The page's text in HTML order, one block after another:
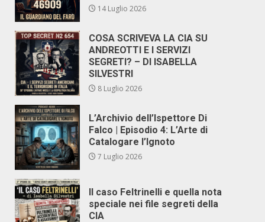
14 Luglio 2026
COSA SCRIVEVA LA CIA SU
ANDREOTTI E I SERVIZI
SEGRETI? – DI ISABELLA
SILVESTRI
8 Luglio 2026
L’Archivio dell’Ispettore Di
Falco | Episodio 4: L’Arte di
Catalogare l’Ignoto
7 Luglio 2026
Il caso Feltrinelli e quella nota
speciale nei file segreti della
CIA